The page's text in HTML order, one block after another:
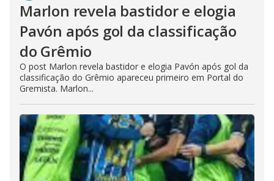
Marlon revela bastidor e elogia
Pavón após gol da classificação
do Grêmio
O post Marlon revela bastidor e elogia Pavón após gol da
classificação do Grêmio apareceu primeiro em Portal do
Gremista. Marlon...